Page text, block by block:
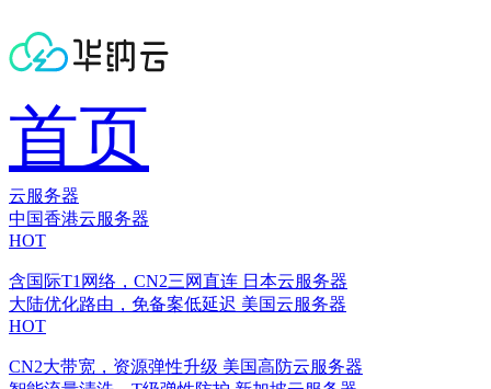
首页
云服务器
中国香港云服务器
HOT
含国际T1网络，CN2三网直连 日本云服务器
大陆优化路由，免备案低延迟 美国云服务器
HOT
CN2大带宽，资源弹性升级 美国高防云服务器